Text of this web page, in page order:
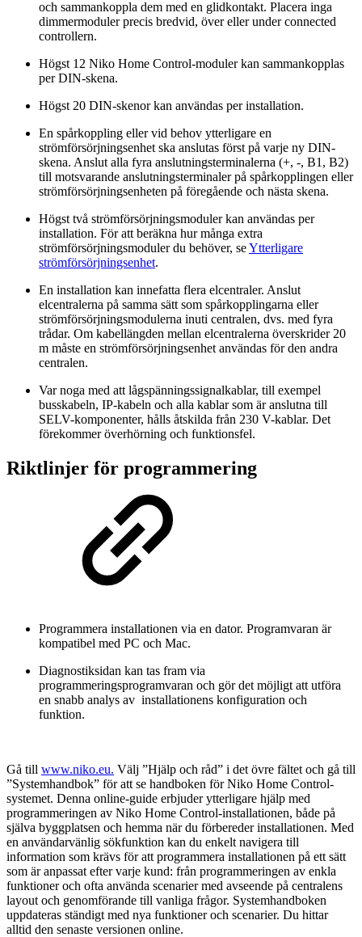
och sammankoppla dem med en glidkontakt. Placera inga
dimmermoduler precis bredvid, över eller under connected
controllern.
Högst 12 Niko Home Control-moduler kan sammankopplas
per DIN-skena.
Högst 20 DIN-skenor kan användas per installation.
En spårkoppling eller vid behov ytterligare en
strömförsörjningsenhet ska anslutas först på varje ny DIN-
skena. Anslut alla fyra anslutningsterminalerna (+, -, B1, B2)
till motsvarande anslutningsterminaler på spårkopplingen eller
strömförsörjningsenheten på föregående och nästa skena.
Högst två strömförsörjningsmoduler kan användas per
installation. För att beräkna hur många extra
strömförsörjningsmoduler du behöver, seYtterligare
strömförsörjningsenhet.
En installation kan innefatta flera elcentraler. Anslut
elcentralerna på samma sätt som spårkopplingarna eller
strömförsörjningsmodulerna inuti centralen, dvs. med fyra
trådar. Om kabellängden mellan elcentralerna överskrider 20
m måste en strömförsörjningsenhet användas för den andra
centralen.
Var noga med att lågspänningssignalkablar, till exempel
busskabeln, IP-kabeln och alla kablar som är anslutna till
SELV-komponenter, hålls åtskilda från 230 V-kablar. Det
förekommer överhörning och funktionsfel.
Riktlinjer för programmering
Programmera installationen via en dator. Programvaran är
kompatibel med PC och Mac.
Diagnostiksidan kan tas fram via
programmeringsprogramvaran och gör det möjligt att utföra
en snabb analys av installationens konfiguration och
funktion.
Gå till www.niko.eu. Välj ”Hjälp och råd” i det övre fältet och gå till
”Systemhandbok” för att se handboken för Niko Home Control-
systemet. Denna online-guide erbjuder ytterligare hjälp med
programmeringen av Niko Home Control-installationen, både på
själva byggplatsen och hemma när du förbereder installationen. Med
en användarvänlig sökfunktion kan du enkelt navigera till
information som krävs för att programmera installationen på ett sätt
som är anpassat efter varje kund: från programmeringen av enkla
funktioner och ofta använda scenarier med avseende på centralens
layout och genomförande till vanliga frågor. Systemhandboken
uppdateras ständigt med nya funktioner och scenarier. Du hittar
alltid den senaste versionen online.